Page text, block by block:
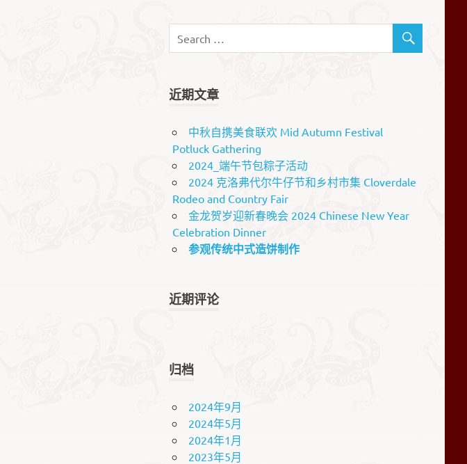
近期文章
中秋自携美食联欢 Mid Autumn Festival
Potluck Gathering
2024_端午节包粽子活动
2024 克洛弗代尔牛仔节和乡村市集 Cloverdale
Rodeo and Country Fair
金龙贺岁迎新春晚会 2024 Chinese New Year
Celebration Dinner
参观传统中式造饼制作
近期评论
归档
2024年9月
2024年5月
2024年1月
2023年5月